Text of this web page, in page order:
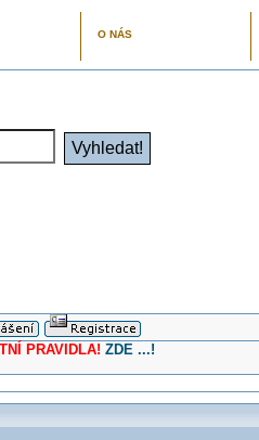
O NÁS
PRAVIDLA! ZDE ...!